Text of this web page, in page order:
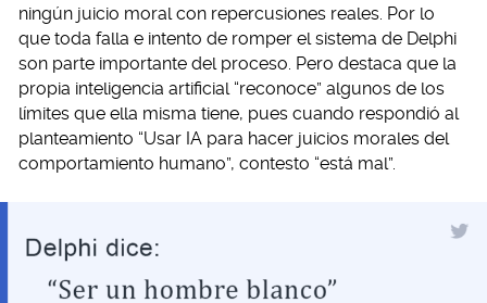
ningún juicio moral con repercusiones reales. Por lo
que toda falla e intento de romper el sistema de Delphi
son parte importante del proceso. Pero destaca que la
propia inteligencia artificial “reconoce” algunos de los
límites que ella misma tiene, pues cuando respondió al
planteamiento “Usar IA para hacer juicios morales del
comportamiento humano”, contesto “está mal”.